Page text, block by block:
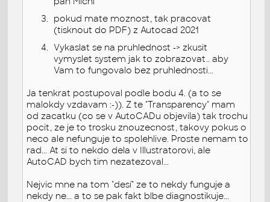
pokud mate moznost, tak pracovat
(tisknout do PDF) z Autocad 2021
Vykaslat se na pruhlednost -> zkusit
vymyslet system jak to zobrazovat.. aby
Vam to fungovalo bez pruhlednosti...
Ja tenkrat postupoval podle bodu 4. (a to se
malokdy vzdavam :-)). Z te "Transparency" mam
od zacatku (co se v AutoCADu objevila) tak trochu
pocit, ze je to trosku znouzecnost, takovy pokus o
neco ale nefunguje to spolehlive. Proste nemam to
rad... At si to nekdo dela v Illustratorovi, ale
AutoCAD bych tim nezatezoval...
Nejvic mne na tom "desí" ze to nekdy funguje a
nekdy ne... a to se pak fakt blbe diagnostikuje...